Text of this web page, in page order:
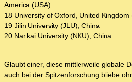
America (USA)
18 University of Oxford, United Kingdom
19 Jilin University (JLU), China
20 Nankai University (NKU), China
Glaubt einer, diese mittlerweile globale
auch bei der Spitzenforschung bliebe